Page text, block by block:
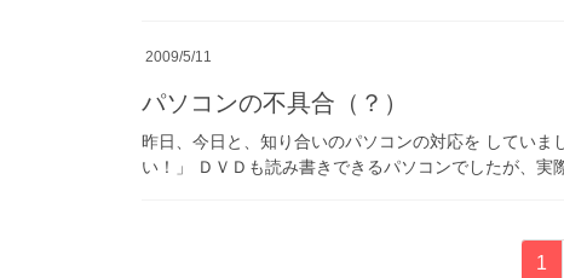
2009/5/11
パソコンの不具合（？）
昨日、今日と、知り合いのパソコンの対応を していま
い！」 ＤＶＤも読み書きできるパソコンでしたが、
固
1